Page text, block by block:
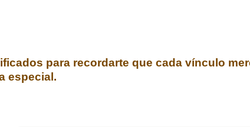
para recordarte que cada vínculo
especial.